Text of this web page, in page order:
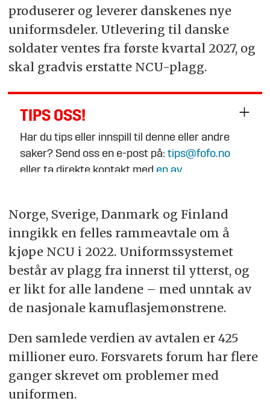
produserer og leverer danskenes nye
uniformsdeler. Utlevering til danske
soldater ventes fra første kvartal 2027, og
skal gradvis erstatte NCU-plagg.
TIPS OSS!
Har du tips eller innspill til denne eller andre
saker? Send oss en e-post på:tips@fofo.no
eller ta direkte kontakt med en av
Norge, Sverige, Danmark og Finland
inngikk en felles rammeavtale om å
kjøpe NCU i 2022. Uniformssystemet
består av plagg fra innerst til ytterst, og
er likt for alle landene – med unntak av
de nasjonale kamuflasjemønstrene.
Den samlede verdien av avtalen er 425
millioner euro. Forsvarets forum har flere
ganger skrevet om problemer med
uniformen.